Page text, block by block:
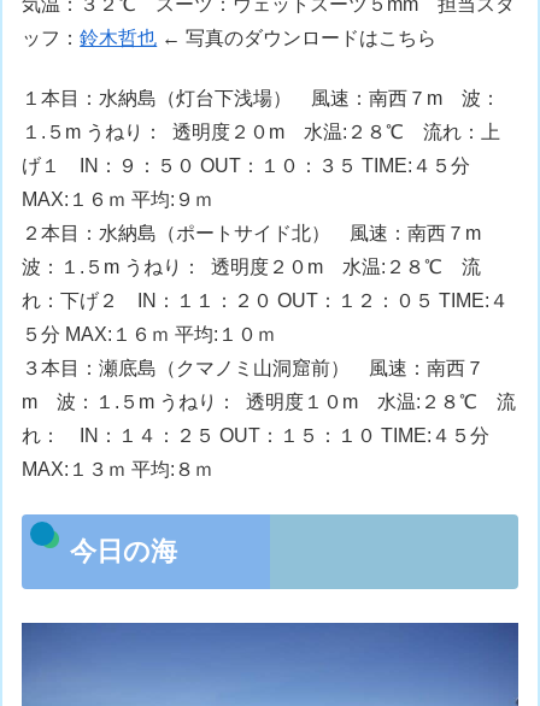
ッフ：鈴木哲也 ← 写真のダウンロードはこちら
１本目：水納島（灯台下浅場） 風速：南西７m 波：
１.５m うねり： 透明度２０m 水温:２８℃ 流れ：上
げ１ IN：９：５０ OUT：１０：３５ TIME:４５分
MAX:１６ｍ 平均:９ｍ
２本目：水納島（ポートサイド北） 風速：南西７m
波：１.５m うねり： 透明度２０m 水温:２８℃ 流
れ：下げ２ IN：１１：２０ OUT：１２：０５ TIME:４
５分 MAX:１６ｍ 平均:１０ｍ
３本目：瀬底島（クマノミ山洞窟前） 風速：南西７
m 波：１.５m うねり： 透明度１０m 水温:２８℃ 流
れ： IN：１４：２５ OUT：１５：１０ TIME:４５分
MAX:１３ｍ 平均:８ｍ
今日の海